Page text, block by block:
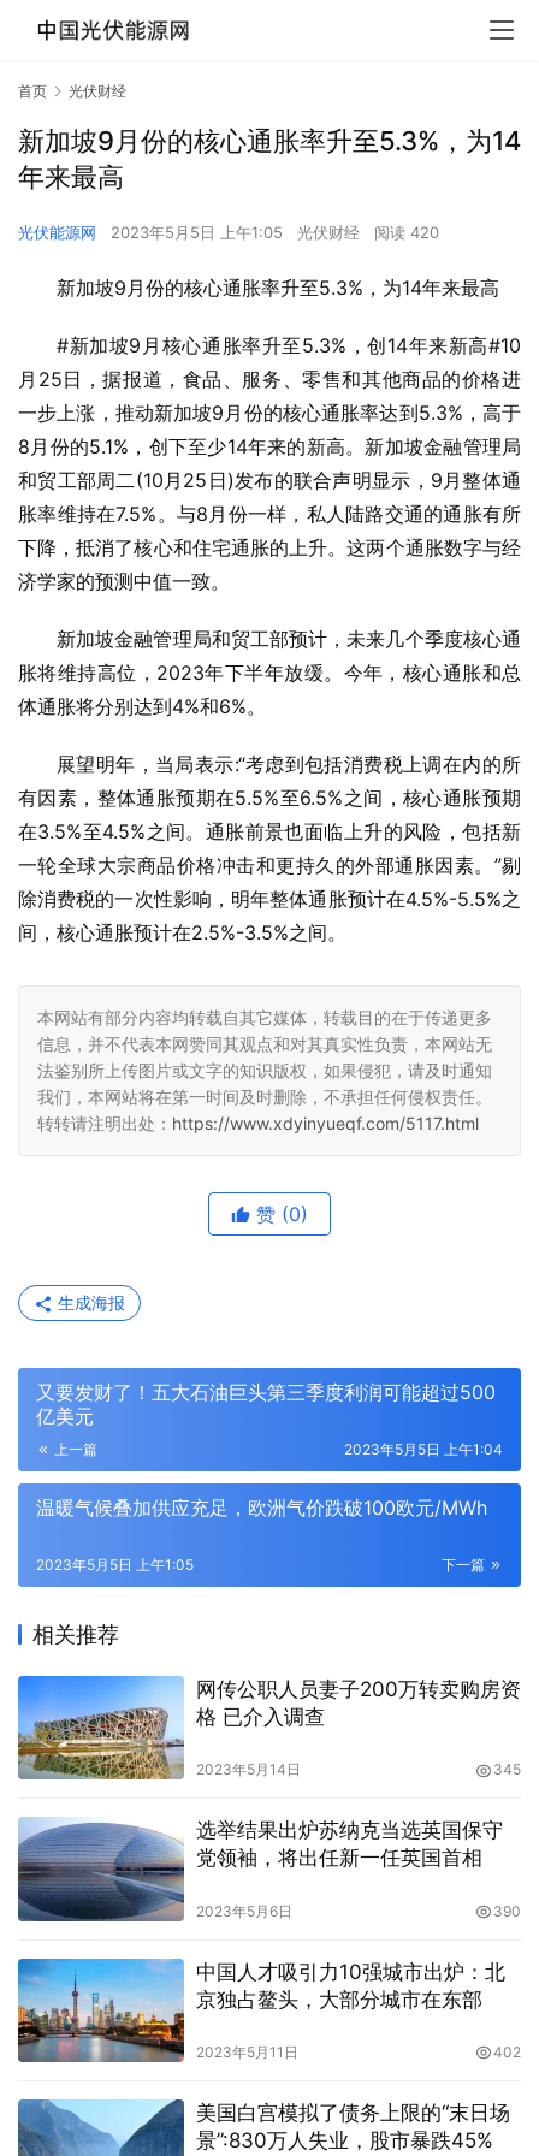
首页 光伏财经
新加坡9月份的核心通胀率升至5.3%，为14
年来最高
光伏能源网 2023年5月5日 上午1:05 光伏财经 阅读 420
新加坡9月份的核心通胀率升至5.3%，为14年来最高
#新加坡9月核心通胀率升至5.3%，创14年来新高#10
月25日，据报道，食品、服务、零售和其他商品的价格进
一步上涨，推动新加坡9月份的核心通胀率达到5.3%，高于
8月份的5.1%，创下至少14年来的新高。新加坡金融管理局
和贸工部周二(10月25日)发布的联合声明显示，9月整体通
胀率维持在7.5%。与8月份一样，私人陆路交通的通胀有所
下降，抵消了核心和住宅通胀的上升。这两个通胀数字与经
济学家的预测中值一致。
新加坡金融管理局和贸工部预计，未来几个季度核心通
胀将维持高位，2023年下半年放缓。今年，核心通胀和总
体通胀将分别达到4%和6%。
展望明年，当局表示:“考虑到包括消费税上调在内的所
有因素，整体通胀预期在5.5%至6.5%之间，核心通胀预期
在3.5%至4.5%之间。通胀前景也面临上升的风险，包括新
一轮全球大宗商品价格冲击和更持久的外部通胀因素。”剔
除消费税的一次性影响，明年整体通胀预计在4.5%-5.5%之
间，核心通胀预计在2.5%-3.5%之间。
本网站有部分内容均转载自其它媒体，转载目的在于传递更多
信息，并不代表本网赞同其观点和对其真实性负责，本网站无
法鉴别所上传图片或文字的知识版权，如果侵犯，请及时通知
我们，本网站将在第一时间及时删除，不承担任何侵权责任。
转转请注明出处： https://www.xdyinyueqf.com/5117.html
赞 (0)
生成海报
又要发财了！五大石油巨头第三季度利润可能超过500
亿美元
上一篇 2023年5月5日 上午1:04
温暖气候叠加供应充足，欧洲气价跌破100欧元/MWh
下一篇
2023年5月5日 上午1:05
相关推荐
网传公职人员妻子200万转卖购房资
格 已介入调查
2023年5月14日 345
选举结果出炉苏纳克当选英国保守
党领袖，将出任新一任英国首相
2023年5月6日 390
中国人才吸引力10强城市出炉：北
京独占鳌头，大部分城市在东部
2023年5月11日 402
美国白宫模拟了债务上限的“末日场
景”:830万人失业，股市暴跌45%